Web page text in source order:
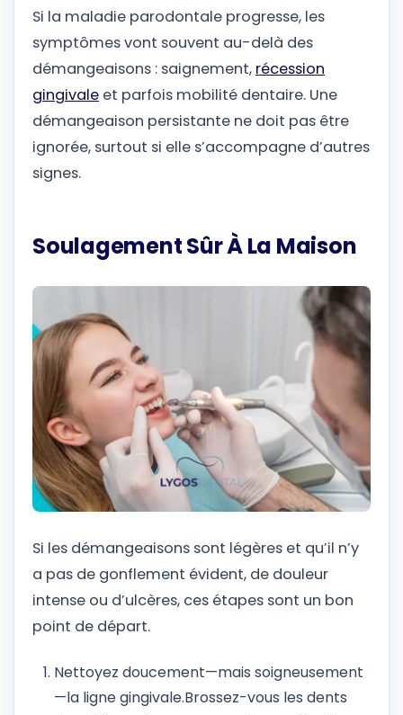
Si la maladie parodontale progresse, les
symptômes vont souvent au-delà des
démangeaisons : saignement, récession
gingivale et parfois mobilité dentaire. Une
démangeaison persistante ne doit pas être
ignorée, surtout si elle s’accompagne d’autres
signes.
Soulagement Sûr À La Maison
Si les démangeaisons sont légères et qu’il n’y
a pas de gonflement évident, de douleur
intense ou d’ulcères, ces étapes sont un bon
point de départ.
Nettoyez doucement—mais soigneusement
—la ligne gingivale.Brossez-vous les dents